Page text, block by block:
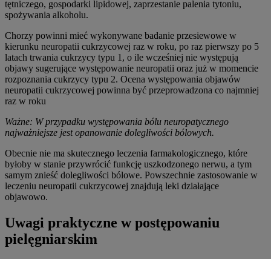
tętniczego, gospodarki lipidowej, zaprzestanie palenia tytoniu,
spożywania alkoholu.
Chorzy powinni mieć wykonywane badanie przesiewowe w
kierunku neuropatii cukrzycowej raz w roku, po raz pierwszy po 5
latach trwania cukrzycy typu 1, o ile wcześniej nie występują
objawy sugerujące występowanie neuropatii oraz już w momencie
rozpoznania cukrzycy typu 2. Ocena występowania objawów
neuropatii cukrzycowej powinna być przeprowadzona co najmniej
raz w roku
Ważne: W przypadku występowania bólu neuropatycznego
najważniejsze jest opanowanie dolegliwości bólowych.
Obecnie nie ma skutecznego leczenia farmakologicznego, które
byłoby w stanie przywrócić funkcję uszkodzonego nerwu, a tym
samym znieść dolegliwości bólowe. Powszechnie zastosowanie w
leczeniu neuropatii cukrzycowej znajdują leki działające
objawowo.
Uwagi praktyczne w postępowaniu
pielęgniarskim